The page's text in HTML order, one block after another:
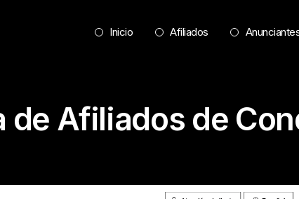
Inicio Afiliados
de Afiliados de